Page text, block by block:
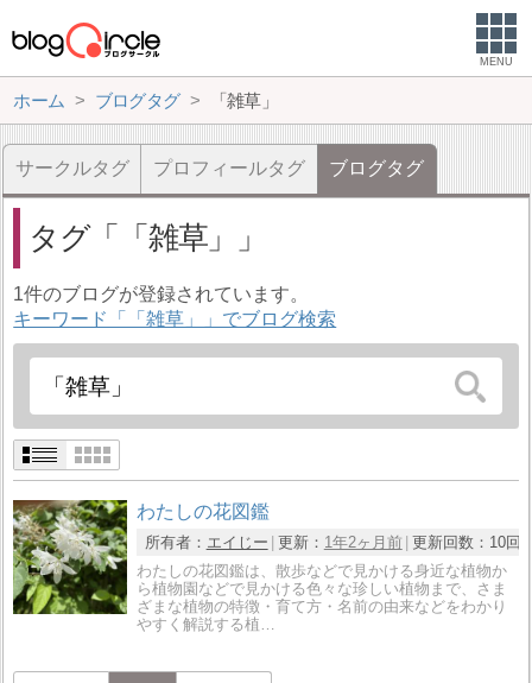
MENU
ホーム ブログタグ 「雑草」
サークルタグ プロフィールタグ ブログタグ
タグ 「雑草」
1件のブログが登録されています。
キーワード「「雑草」」でブログ検索
わたしの花図鑑
所有者： エイじー 更新： 1年2ヶ月前 更新回数： 10回
わたしの花図鑑は、散歩などで見かける身近な植物か
ら植物園などで見かける色々な珍しい植物まで、さま
ざまな植物の特徴・育て方・名前の由来などをわかり
やすく解説する植…